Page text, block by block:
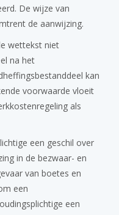
De wijze van
de aanwijzing.
wettekst niet
na het
kan
voorwaarde vloeit
als
een geschil over
in de bezwaar- en
van boetes en
een
een